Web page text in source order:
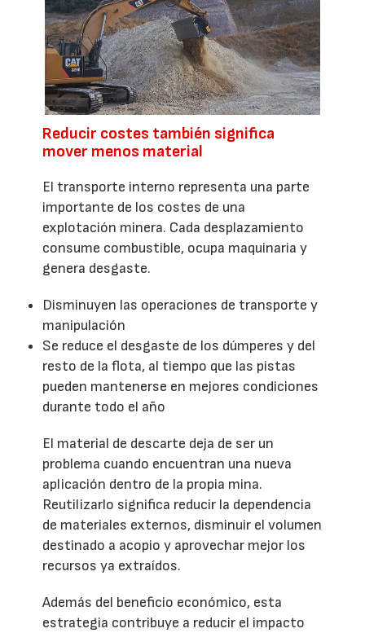
Reducir costes también significa
mover menos material
El transporte interno representa una parte
importante de los costes de una
explotación minera. Cada desplazamiento
consume combustible, ocupa maquinaria y
genera desgaste.
Disminuyen las operaciones de transporte y
manipulación
Se reduce el desgaste de los dúmperes y del
resto de la flota, al tiempo que las pistas
pueden mantenerse en mejores condiciones
durante todo el año
El material de descarte deja de ser un
problema cuando encuentran una nueva
aplicación dentro de la propia mina.
Reutilizarlo significa reducir la dependencia
de materiales externos, disminuir el volumen
destinado a acopio y aprovechar mejor los
recursos ya extraídos.
Además del beneficio económico, esta
estrategia contribuye a reducir el impacto